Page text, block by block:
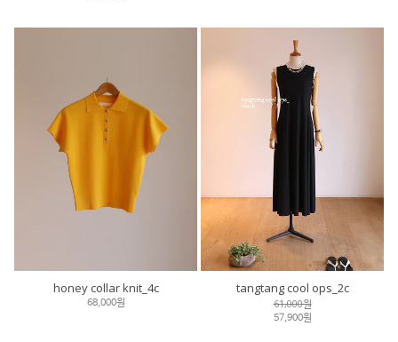
honey collar knit_4c
68,000원
tangtang cool ops_2c
61,000원
57,900원